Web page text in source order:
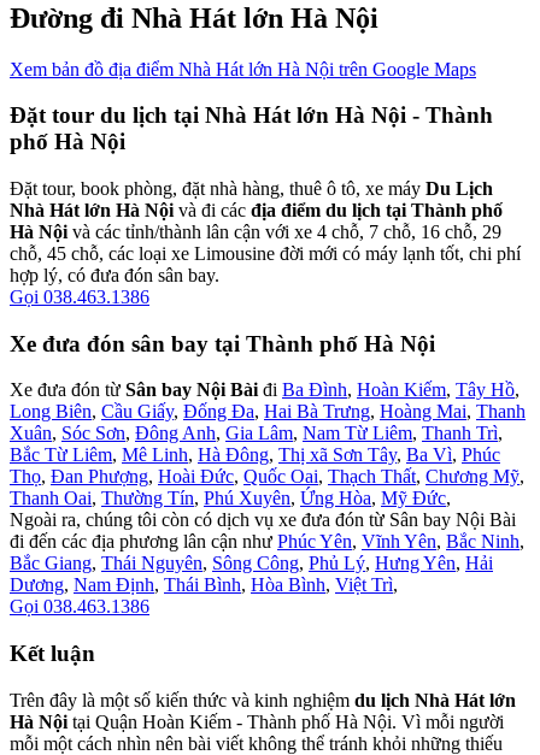
Đường đi Nhà Hát lớn Hà Nội
Xem bản đồ địa điểm Nhà Hát lớn Hà Nội trên Google Maps
Đặt tour du lịch tại Nhà Hát lớn Hà Nội - Thành
phố Hà Nội
Đặt tour, book phòng, đặt nhà hàng, thuê ô tô, xe máy Du Lịch
Nhà Hát lớn Hà Nội và đi các địa điểm du lịch tại Thành phố
Hà Nội và các tỉnh/thành lân cận với xe 4 chỗ, 7 chỗ, 16 chỗ, 29
chỗ, 45 chỗ, các loại xe Limousine đời mới có máy lạnh tốt, chi phí
hợp lý, có đưa đón sân bay.
Gọi 038.463.1386
Xe đưa đón sân bay tại Thành phố Hà Nội
Xe đưa đón từ Sân bay Nội Bài đi Ba Đình, Hoàn Kiếm, Tây Hồ,
Long Biên, Cầu Giấy, Đống Đa, Hai Bà Trưng, Hoàng Mai, Thanh
Xuân, Sóc Sơn, Đông Anh, Gia Lâm, Nam Từ Liêm, Thanh Trì,
Bắc Từ Liêm, Mê Linh, Hà Đông, Thị xã Sơn Tây, Ba Vì, Phúc
Thọ, Đan Phượng, Hoài Đức, Quốc Oai, Thạch Thất, Chương Mỹ,
Thanh Oai, Thường Tín, Phú Xuyên, Ứng Hòa, Mỹ Đức,
Ngoài ra, chúng tôi còn có dịch vụ xe đưa đón từ Sân bay Nội Bài
đi đến các địa phương lân cận như Phúc Yên, Vĩnh Yên, Bắc Ninh,
Bắc Giang, Thái Nguyên, Sông Công, Phủ Lý, Hưng Yên, Hải
Dương, Nam Định, Thái Bình, Hòa Bình, Việt Trì,
Gọi 038.463.1386
Kết luận
Trên đây là một số kiến thức và kinh nghiệm du lịch Nhà Hát lớn
Hà Nội tại Quận Hoàn Kiếm - Thành phố Hà Nội. Vì mỗi người
mỗi một cách nhìn nên bài viết không thể tránh khỏi những thiếu